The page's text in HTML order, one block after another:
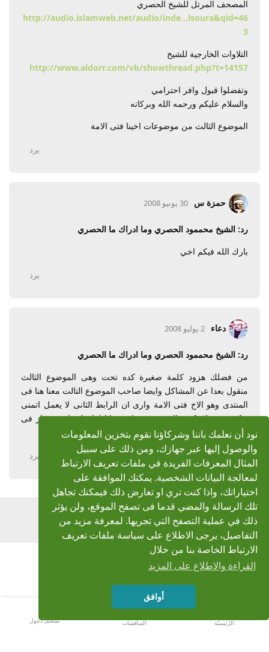
نود أن نعلمك باننا وشركاؤنا نقوم بتخزين المعلومات
والوصول إليها عبر جهازك، ومن ذلك على سبيل
المثال المعرفات الفريدة في ملفات تعريف الارتباط
لمعالجة البيانات الشخصية. يمكنك الموافقة على
اختياراتك، واذا كنت تري او تعارض ذلك فيمكنك تجاهل
تلك الرسالة والمضي قدما فى تصفح الموقع، ولن يؤثر
ذلك في عملية التصفح التي تجريها. لمعرفة مزيد من
التفاصيل، يرجى الاطلاع على سياسة ملفات تعريف
الارتباط الخاصة بنا من خلال
القراءة والاطلاع على المزيد
أوافق
المصحف المرتل للشيخ الحصري
http://audio.islamweb.net/audio/inde...lsoura&qid=46
3
التلاوات الخارجية للشيخ
http://www.aldorr.com/vb/showthread.php?t=14157
وتفضلوا قبول وافر احترامي
والسلام عليكم ورحمه الله وبركاته
الموضوع الثالث من موضوعات اخينا فتى الامة
يرد
حمزة س 30 يونيو 2008
رد: الشيخ محممود الحصري وما ادراك ما الحصري
بارك الله فيكم اخي
يرد
دعاء 2 يوليو 2008
رد: الشيخ محممود الحصري وما ادراك ما الحصري
من فضلك هزود كلمة صغيرة كده تحت وهى الموضوع الثالث
منقول بعدا عن المشاكل وايضا صاحب الموضوع التالت معنا هنا فى
المنتدى وهو الاخ فتى الامة وارى ان الرابط الثانى لا يعمل اتمنى
توكيد حتى لا يكون العيب من جاهزى انا لذا فلن اتخذ قرار فى
الرابط الثانى الا بعد التاكيد
يرد
اضف رد
الرّئيسيّة المناقشات تسجيل دخول